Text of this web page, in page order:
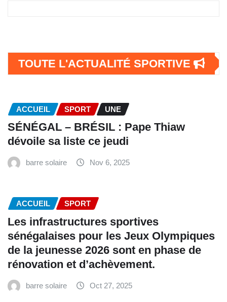
TOUTE L'ACTUALITÉ SPORTIVE
ACCUEIL SPORT UNE
SÉNÉGAL – BRÉSIL : Pape Thiaw
dévoile sa liste ce jeudi
barre solaire Nov 6, 2025
ACCUEIL SPORT
Les infrastructures sportives
sénégalaises pour les Jeux Olympiques
de la jeunesse 2026 sont en phase de
rénovation et d’achèvement.
barre solaire Oct 27, 2025